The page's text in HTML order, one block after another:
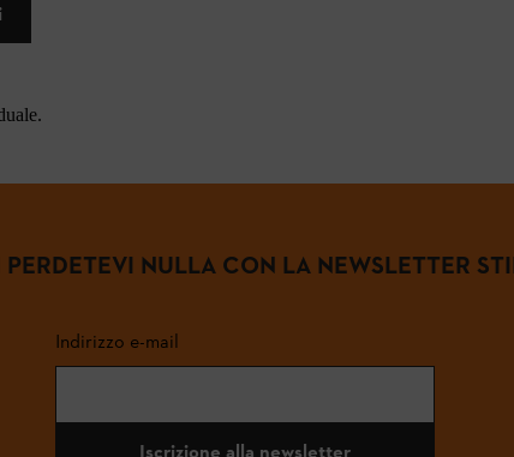
PERDETEVI NULLA CON LA NEWSLETTER
Indirizzo e-mail
Iscrizione alla newsletter